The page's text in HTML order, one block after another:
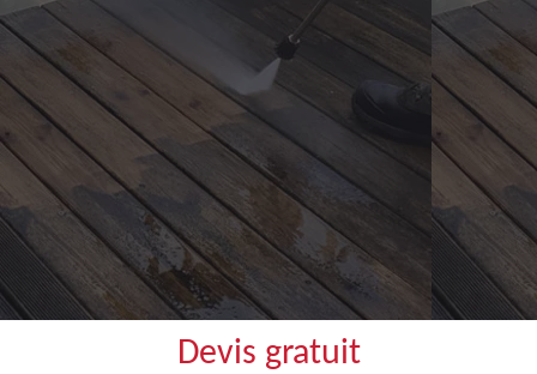
Devis gratuit